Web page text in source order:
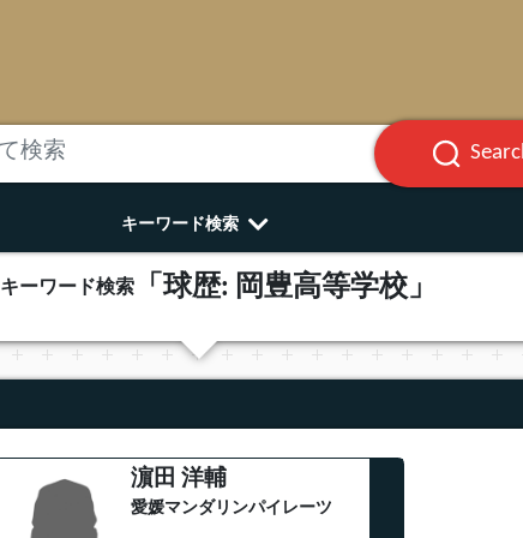
キーワード検索
キーワード検索 「球歴: 岡豊高等学校」
濵田 洋輔
愛媛マンダリンパイレーツ